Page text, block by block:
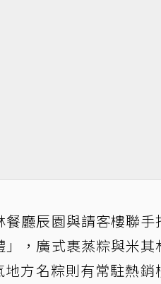
廳辰園與請客樓聯手
，廣式裹蒸粽與米其
方名粽則有常駐熱銷